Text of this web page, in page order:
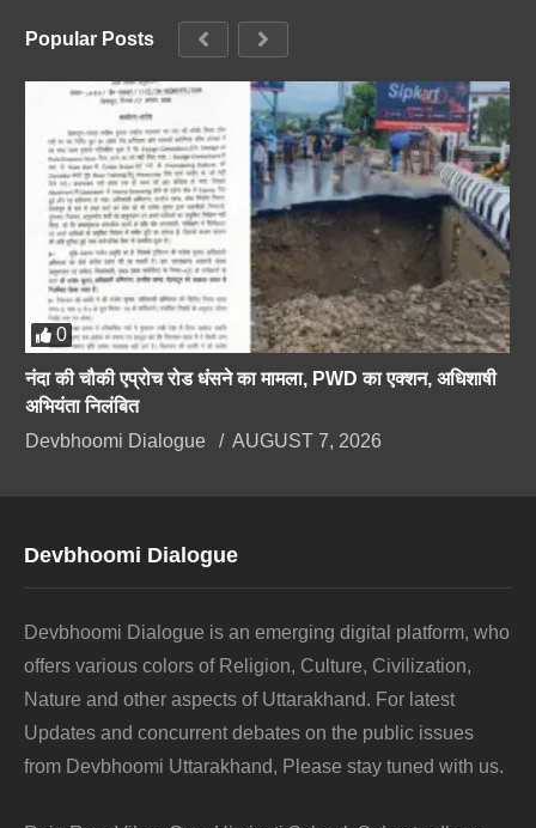
Popular Posts
0
नंदा की चौकी एप्रोच रोड धंसने का मामला, PWD का एक्शन, अधिशाषी
अभियंता निलंबित
Devbhoomi Dialogue
AUGUST 7, 2026
Devbhoomi Dialogue
Devbhoomi Dialogue is an emerging digital platform, who
offers various colors of Religion, Culture, Civilization,
Nature and other aspects of Uttarakhand. For latest
Updates and concurrent debates on the public issues
from Devbhoomi Uttarakhand, Please stay tuned with us.